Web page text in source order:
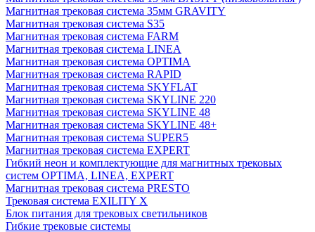
Магнитная трековая система 35мм GRAVITY
Магнитная трековая система S35
Магнитная трековая система FARM
Магнитная трековая система LINEA
Магнитная трековая система OPTIMA
Магнитная трековая система RAPID
Магнитная трековая система SKYFLAT
Магнитная трековая система SKYLINE 220
Магнитная трековая система SKYLINE 48
Магнитная трековая система SKYLINE 48+
Магнитная трековая система SUPER5
Магнитная трековая система EXPERT
Гибкий неон и комплектующие для магнитных трековых
систем OPTIMA, LINEA, EXPERT
Магнитная трековая система PRESTO
Трековая система EXILITY X
Блок питания для трековых светильников
Гибкие трековые системы